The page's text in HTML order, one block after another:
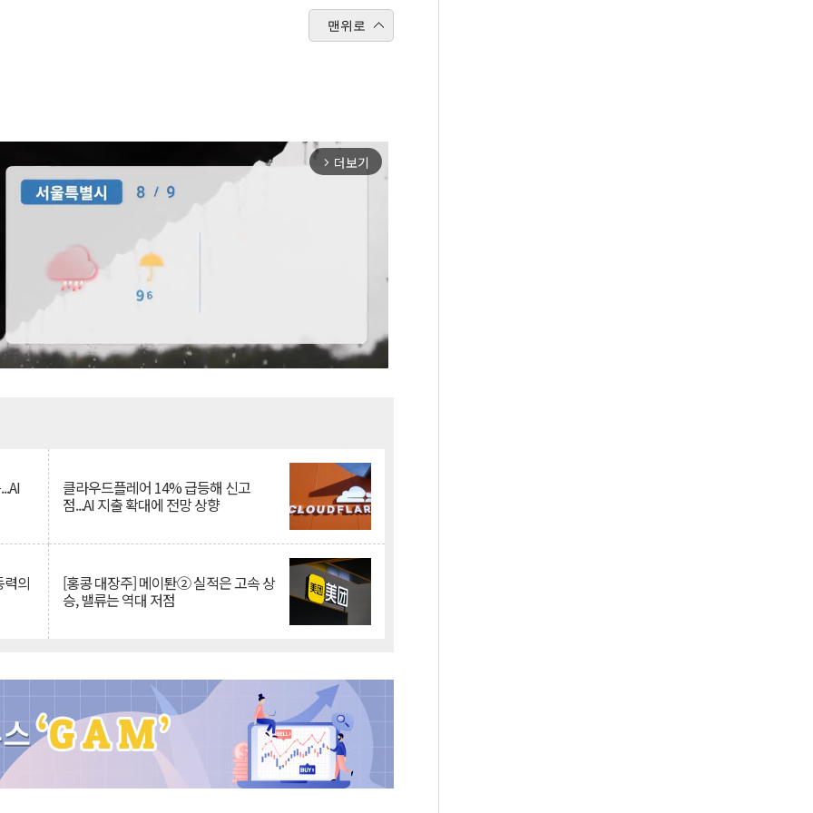
맨위로
arrow_forward_ios 더보기
클라우드플레어 14% 급등해 신고
점...AI 지출 확대에 전망 상향
의 [홍콩 대장주] 메이퇀② 실적은 고속 상
승, 밸류는 역대 저점